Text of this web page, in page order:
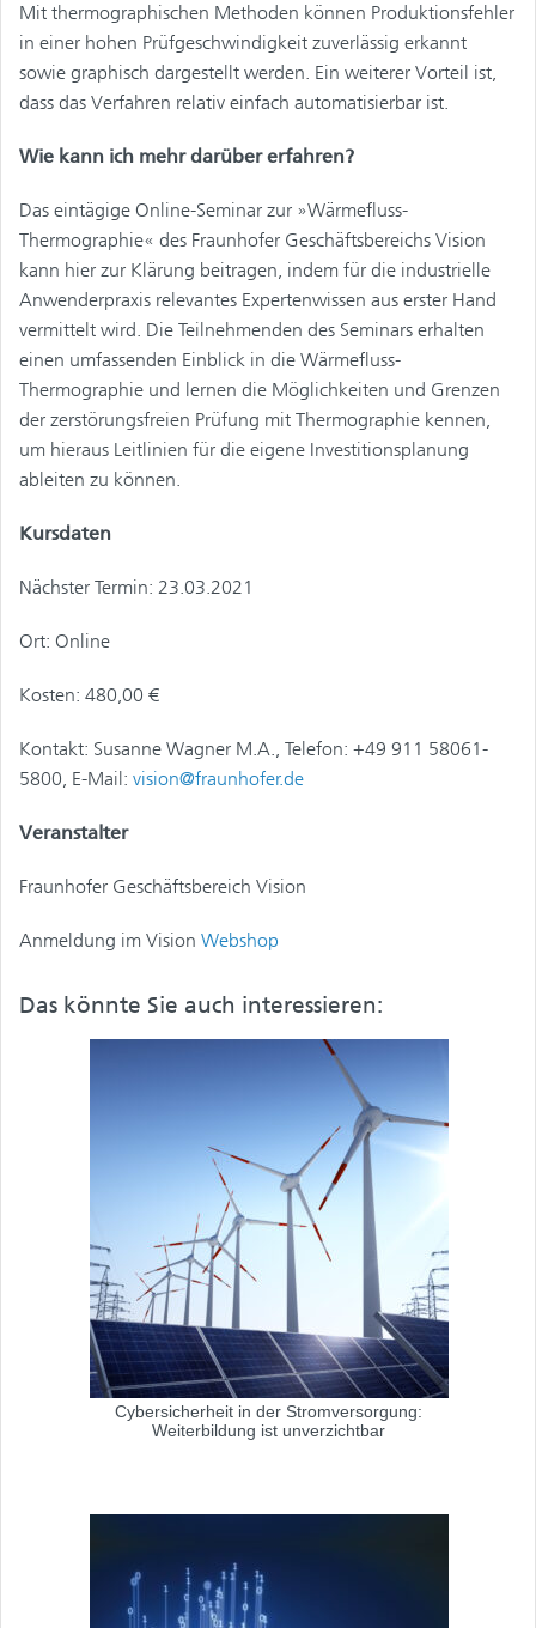
Mit thermographischen Methoden können Produktionsfehler
in einer hohen Prüfgeschwindigkeit zuverlässig erkannt
sowie graphisch dargestellt werden. Ein weiterer Vorteil ist,
dass das Verfahren relativ einfach automatisierbar ist.
Wie kann ich mehr darüber erfahren?
Das eintägige Online-Seminar zur »Wärmefluss-
Thermographie« des Fraunhofer Geschäftsbereichs Vision
kann hier zur Klärung beitragen, indem für die industrielle
Anwenderpraxis relevantes Expertenwissen aus erster Hand
vermittelt wird. Die Teilnehmenden des Seminars erhalten
einen umfassenden Einblick in die Wärmefluss-
Thermographie und lernen die Möglichkeiten und Grenzen
der zerstörungsfreien Prüfung mit Thermographie kennen,
um hieraus Leitlinien für die eigene Investitionsplanung
ableiten zu können.
Kursdaten
Nächster Termin: 23.03.2021
Ort: Online
Kosten: 480,00 €
Kontakt: Susanne Wagner M.A., Telefon: +49 911 58061-
5800, E-Mail: vision@fraunhofer.de
Veranstalter
Fraunhofer Geschäftsbereich Vision
Anmeldung im Vision Webshop
Das könnte Sie auch interessieren:
Cybersicherheit in der Stromversorgung:
Weiterbildung ist unverzichtbar